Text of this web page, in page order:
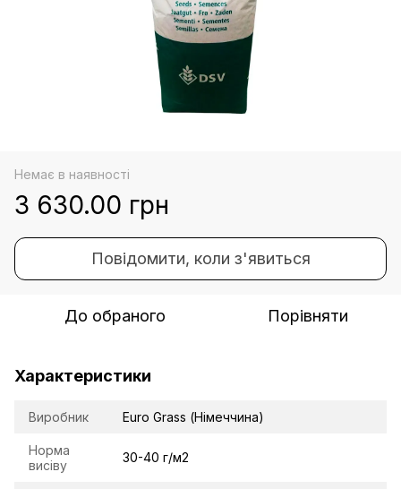
Немає в наявності
3 630.00 грн
Повідомити, коли з'явиться
До обраного Порівняти
Характеристики
Виробник Euro Grass (Німеччина)
Норма
висіву
30-40 г/м2